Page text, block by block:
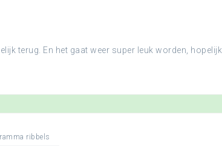
terug. En het gaat weer super leuk worden, hopelijk
ribbels